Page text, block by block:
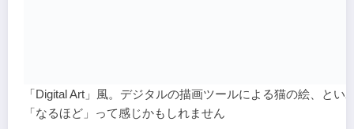
「Digital Art」風。デジタルの描画ツールによる猫の絵、とい
「なるほど」って感じかもしれません